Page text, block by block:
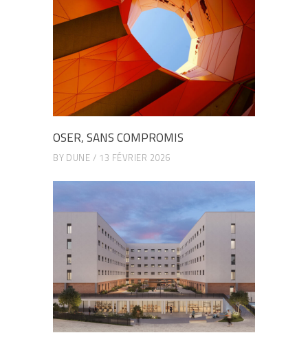
OSER, SANS COMPROMIS
BY DUNE 13 FÉVRIER 2026